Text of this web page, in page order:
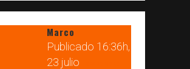
Marco
Publicado 16:36h,
23 julio